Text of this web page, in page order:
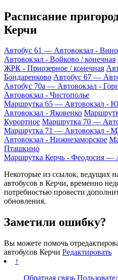
Расписание
Керчи
Автобус 61 — Автовокзал -
Автовокзал - Войково / конечная
ЖРК - Приозерное / конечная
Бондаренково Автобус 67 —
Автобус 70а — Автовокзал -
Автовокзал - Чистополье
Маршрутка 65 — Автовокзал -
Автовокзал - Яковенко
Курортное Маршрутка 70 —
Маршрутка 71 — Автовокзал -
Автовокзал - Нижнезаморское
Пташкино
Маршрутка Керчь - Феодосия —
Некоторые из ссылок, ведущих
автобусов в Керчи, временно
потребностью провести
обновления.
Заметили ошибку?
Вы можете помочь
автобусов Керчи Редактировать
↑
Обратная связь